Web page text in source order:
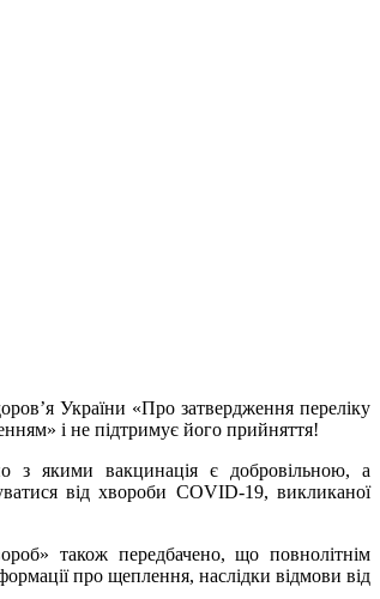
України «Про затвердження переліку
і не підтримує його прийняття!
з якими вакцинація є добровільною, а
від хвороби COVID-19, викликаної
також передбачено, що повнолітнім
про щеплення, наслідки відмови від